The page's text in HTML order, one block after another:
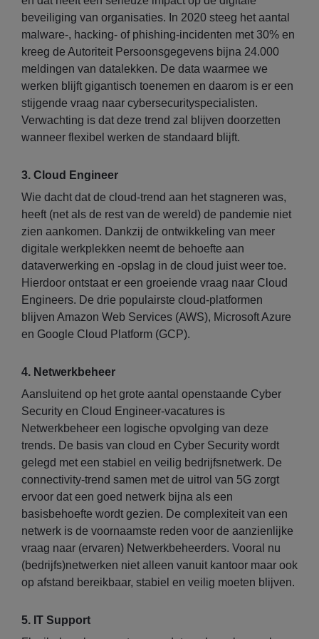
beveiliging van organisaties. In 2020 steeg het aantal
malware-, hacking- of phishing-incidenten met 30% en
kreeg de Autoriteit Persoonsgegevens bijna 24.000
meldingen van datalekken. De data waarmee we
werken blijft gigantisch toenemen en daarom is er een
stijgende vraag naar cybersecurityspecialisten.
Verwachting is dat deze trend zal blijven doorzetten
wanneer flexibel werken de standaard blijft.
3. Cloud Engineer
Wie dacht dat de cloud-trend aan het stagneren was,
heeft (net als de rest van de wereld) de pandemie niet
zien aankomen. Dankzij de ontwikkeling van meer
digitale werkplekken neemt de behoefte aan
dataverwerking en -opslag in de cloud juist weer toe.
Hierdoor ontstaat er een groeiende vraag naar Cloud
Engineers. De drie populairste cloud-platformen
blijven Amazon Web Services (AWS), Microsoft Azure
en Google Cloud Platform (GCP).
4. Netwerkbeheer
Aansluitend op het grote aantal openstaande Cyber
Security en Cloud Engineer-vacatures is
Netwerkbeheer een logische opvolging van deze
trends. De basis van cloud en Cyber Security wordt
gelegd met een stabiel en veilig bedrijfsnetwerk. De
connectivity-trend samen met de uitrol van 5G zorgt
ervoor dat een goed netwerk bijna als een
basisbehoefte wordt gezien. De complexiteit van een
netwerk is de voornaamste reden voor de aanzienlijke
vraag naar (ervaren) Netwerkbeheerders. Vooral nu
(bedrijfs)netwerken niet alleen vanuit kantoor maar ook
op afstand bereikbaar, stabiel en veilig moeten blijven.
5. IT Support